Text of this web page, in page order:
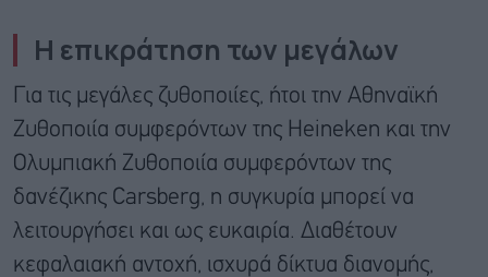
Η επικράτηση των μεγάλων
Για τις μεγάλες ζυθοποιίες, ήτοι την Αθηναϊκή
Ζυθοποιία συμφερόντων της Heineken και την
Ολυμπιακή Ζυθοποιία συμφερόντων της
δανέζικης Carsberg, η συγκυρία μπορεί να
λειτουργήσει και ως ευκαιρία. Διαθέτουν
κεφαλαιακή αντοχή, ισχυρά δίκτυα διανομής,